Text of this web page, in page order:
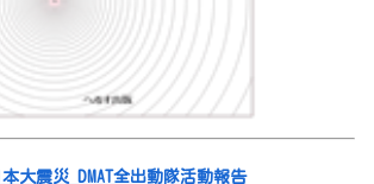
本大震災 DMAT全出動隊活動報告